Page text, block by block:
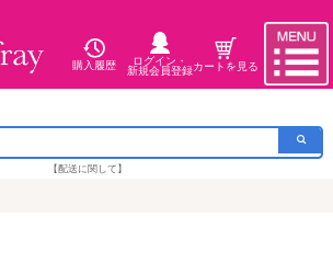
購入履歴
ログイン・
新規会員登録カートを見る
【配送に関して】